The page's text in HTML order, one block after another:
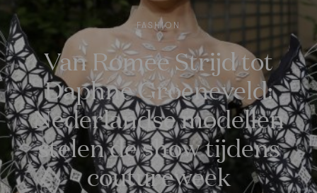
FASHION
Van Romee Strijd tot
Daphne Groeneveld:
Nederlandse modellen
stelen de show tijdens
coutureweek